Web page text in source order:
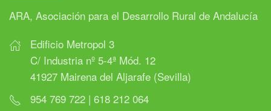
ARA, Asociación para el Desarrollo Rural de Andalucía
Edificio Metropol 3
C/ Industria nº 5-4ª Mód. 12
41927 Mairena del Aljarafe (Sevilla)
954 769 722 | 618 212 064